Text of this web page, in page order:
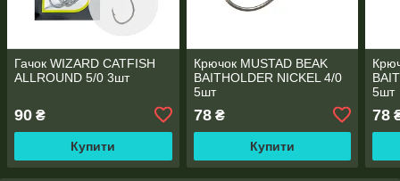
Гачок WIZARD CATFISH
ALLROUND 5/0 3шт
90 ₴
Купити
Крючок MUSTAD BEAK
BAITHOLDER NICKEL 4/0
5шт
78₴
Купити
5шт
78